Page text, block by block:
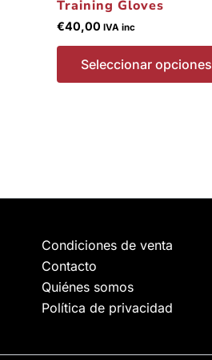
Training Gloves
€40,00 IVA inc
Seleccionar opciones
Condiciones de venta
Contacto
Quiénes somos
Política de privacidad